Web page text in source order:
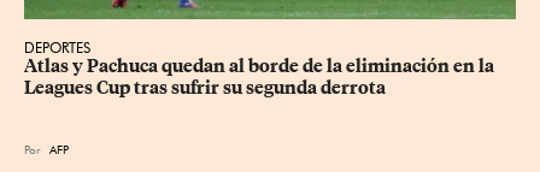
DEPORTES
Atlas y Pachuca quedan al borde de la eliminación en la
Leagues Cup tras sufrir su segunda derrota
Por AFP